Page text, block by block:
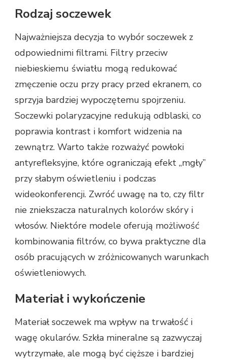
Rodzaj soczewek
Najważniejsza decyzja to wybór soczewek z
odpowiednimi filtrami. Filtry przeciw
niebieskiemu światłu mogą redukować
zmęczenie oczu przy pracy przed ekranem, co
sprzyja bardziej wypoczętemu spojrzeniu.
Soczewki polaryzacyjne redukują odblaski, co
poprawia kontrast i komfort widzenia na
zewnątrz. Warto także rozważyć powłoki
antyrefleksyjne, które ograniczają efekt „mgły”
przy słabym oświetleniu i podczas
wideokonferencji. Zwróć uwagę na to, czy filtr
nie zniekszacza naturalnych kolorów skóry i
włosów. Niektóre modele oferują możliwość
kombinowania filtrów, co bywa praktyczne dla
osób pracujących w zróżnicowanych warunkach
oświetleniowych.
Materiał i wykończenie
Materiał soczewek ma wpływ na trwałość i
wagę okularów. Szkła mineralne są zazwyczaj
wytrzymałe, ale mogą być cięższe i bardziej